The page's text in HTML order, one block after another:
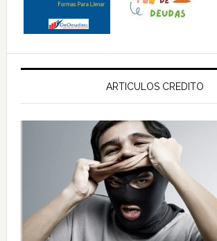
ARTICULOS CREDITO